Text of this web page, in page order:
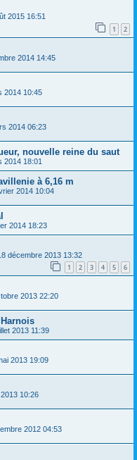
2015 16:51
1 2
2014 14:45
2014 10:45
2014 06:23
nouvelle reine du saut
2014 18:01
à 6,16 m
2014 10:04
2014 18:23
décembre 2013 13:32
1 2 3 4 5 6
2013 22:20
2013 11:39
2013 19:09
10:26
2012 04:53